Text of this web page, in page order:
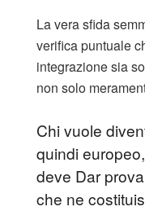
La vera sfida
verifica puntuale
integrazione sia
non solo
Chi vuole
quindi
deve Dar
che ne